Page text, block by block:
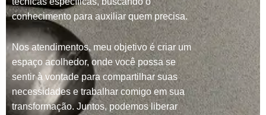
conhecimento para auxiliar quem precisa.
Nos atendimentos, meu objetivo é criar um
espaço acolhedor, onde você possa se
sentir à vontade para compartilhar suas
necessidades e trabalhar comigo em sua
transformação. Juntos, podemos liberar